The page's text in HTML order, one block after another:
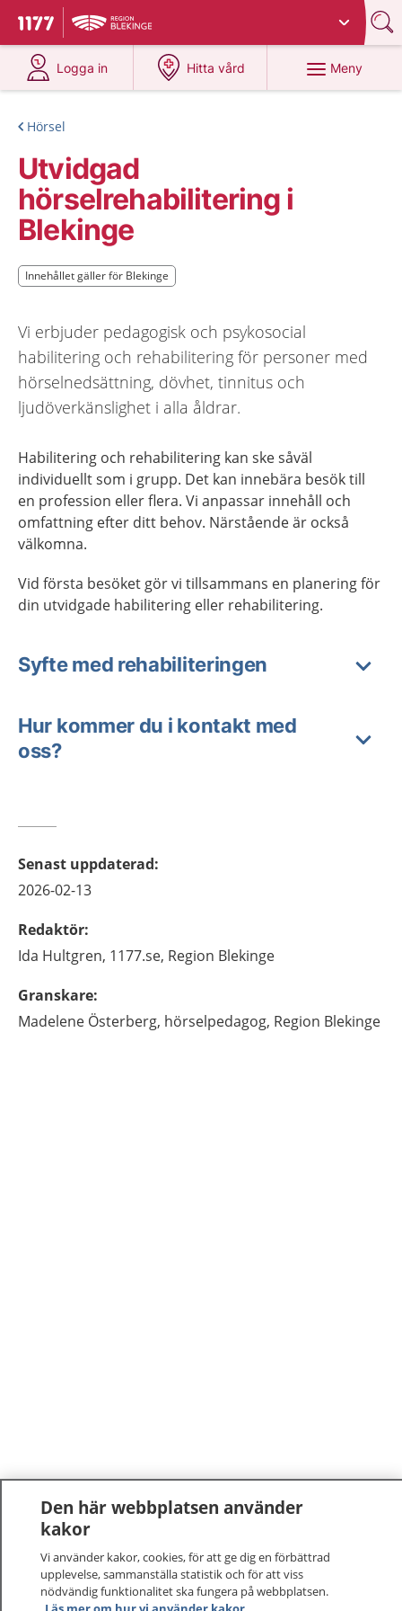
Till startsidan för 1177
Du har valt region
Logga in
på 1177.se
Hitta vård
på 1177.se
Meny
Hörsel
Utvidgad
hörselrehabilitering i
Blekinge
Innehållet gäller för Blekinge
Innehållet gäller för Blekinge
Vi erbjuder pedagogisk och psykosocial
habilitering och rehabilitering för personer med
hörselnedsättning, dövhet, tinnitus och
ljudöverkänslighet i alla åldrar.
Habilitering och rehabilitering kan ske såväl
individuellt som i grupp. Det kan innebära besök till
en profession eller flera. Vi anpassar innehåll och
omfattning efter ditt behov. Närstående är också
välkomna.
Vid första besöket gör vi tillsammans en planering för
din utvidgade habilitering eller rehabilitering.
Syfte med rehabiliteringen
Hur kommer du i kontakt med
oss?
Senast uppdaterad:
2026-02-13
Redaktör:
Ida Hultgren, 1177.se, Region Blekinge
Granskare:
Madelene Österberg, hörselpedagog, Region Blekinge
1177–tryggt om din hälsa och vård
Den här webbplatsen använder
kakor
Vi använder kakor, cookies, för att ge dig en förbättrad
upplevelse, sammanställa statistik och för att viss
nödvändig funktionalitet ska fungera på webbplatsen.